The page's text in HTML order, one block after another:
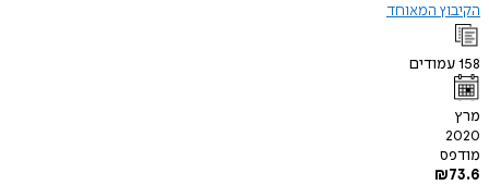
הקיבוץ המאוחד
158עמודים
מרץ
2020
מודפס
₪73.6